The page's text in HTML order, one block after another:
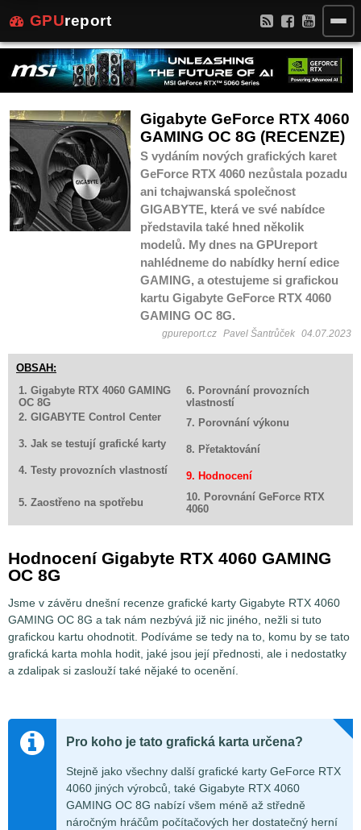
GPUreport
Gigabyte GeForce RTX 4060
GAMING OC 8G (RECENZE)
S vydáním nových grafických karet
GeForce RTX 4060 nezůstala pozadu
ani tchajwanská společnost
GIGABYTE, která ve své nabídce
představila také hned několik
modelů. My dnes na GPUreport
nahlédneme do nabídky herní edice
GAMING, a otestujeme si grafickou
kartu Gigabyte GeForce RTX 4060
GAMING OC 8G.
gpureport.cz Pavel Šantrůček 04.07.2023
OBSAH:
1. Gigabyte RTX 4060 GAMING
OC 8G
6. Porovnání provozních
vlastností
2. GIGABYTE Control Center
7. Porovnání výkonu
3. Jak se testují grafické karty
8. Přetaktování
4. Testy provozních vlastností
9. Hodnocení
5. Zaostřeno na spotřebu
10. Porovnání GeForce RTX
4060
Hodnocení Gigabyte RTX 4060 GAMING
OC 8G
Jsme v závěru dnešní recenze grafické karty Gigabyte RTX 4060
GAMING OC 8G a tak nám nezbývá již nic jiného, nežli si tuto
grafickou kartu ohodnotit. Podíváme se tedy na to, komu by se tato
grafická karta mohla hodit, jaké jsou její přednosti, ale i nedostatky
a zdalipak si zaslouží také nějaké to ocenění.
Pro koho je tato grafická karta určena?
Stejně jako všechny další grafické karty GeForce RTX
4060 jiných výrobců, také Gigabyte RTX 4060
GAMING OC 8G nabízí všem méně až středně
náročným hráčům počítačových her dostatečný herní